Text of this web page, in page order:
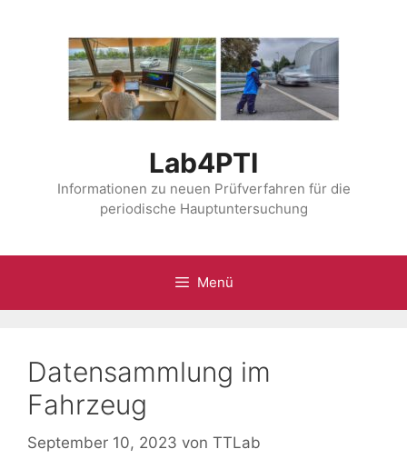
Lab4PTI
Informationen zu neuen Prüfverfahren für die
periodische Hauptuntersuchung
Menü
Datensammlung im
Fahrzeug
September 10, 2023 von TTLab